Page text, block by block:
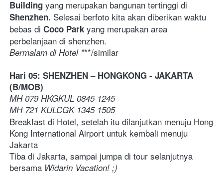
Building
Shenzhen. Selesai berfoto kita akan diberikan waktu
bebas di Coco Park yang merupakan area
perbelanjaan di shenzhen.
Bermalam di Hotel ***/similar
Hari 05: SHENZHEN – HONGKONG - JAKARTA
(B/MOB)
MH 079 HKGKUL 0845 1245
MH 721 KULCGK 1345 1505
Breakfast di Hotel, setelah itu dilanjutkan menuju Hong
Kong International Airport untuk kembali menuju
Jakarta
Tiba di Jakarta, sampai jumpa di tour selanjutnya
bersama Widarin Vacation! ;)